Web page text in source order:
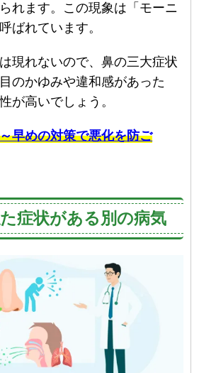
れます。この現象は「モーニ
ばれています。
現れないので、鼻の三大症状
のかゆみや違和感があった
が高いでしょう。
早めの対策で悪化を防ご
症状がある別の病気